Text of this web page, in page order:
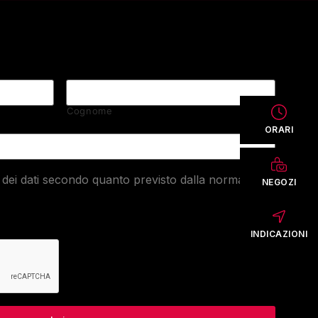
ORARI
NEGOZI
INDICAZIONI
Cognome
dati secondo quanto previsto dalla normativa